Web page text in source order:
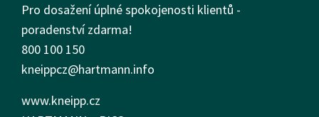
Pro dosažení úplné spokojenosti klientů -
poradenství zdarma!
800 100 150
kneippcz@hartmann.info
www.kneipp.cz